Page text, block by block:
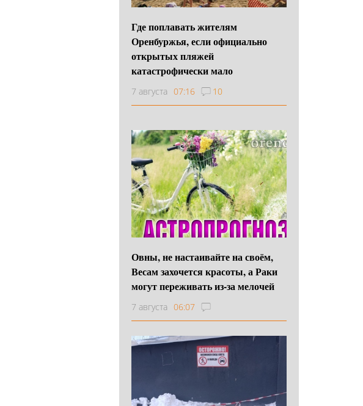
Где поплавать жителям
Оренбуржья, если официально
открытых пляжей
катастрофически мало
7 августа 07:16 10
Овны, не настаивайте на своём,
Весам захочется красоты, а Раки
могут переживать из-за мелочей
7 августа 06:07